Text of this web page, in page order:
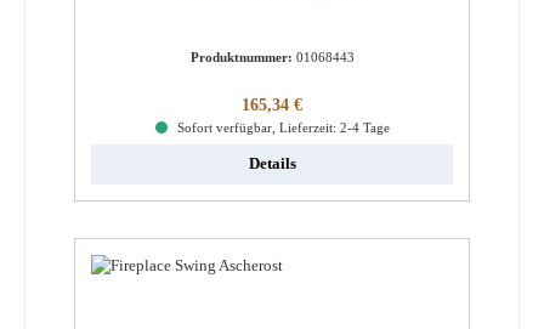
Produktnummer: 01068443
Regulärer Preis:
165,34 €
Sofort verfügbar, Lieferzeit: 2-4 Tage
Details